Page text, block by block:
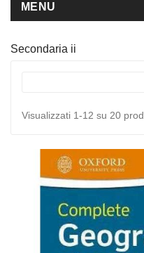
MENU
Secondaria ii
Visualizzati 1-12 su 20